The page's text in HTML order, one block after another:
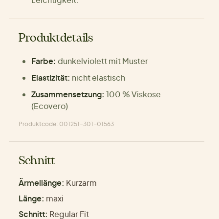
Produktdetails
Farbe: dunkelviolett mit Muster
Elastizität: nicht elastisch
Zusammensetzung: 100 % Viskose
(Ecovero)
Produktcode: 001251-301-01563
Schnitt
Ärmellänge: Kurzarm
Länge: maxi
Schnitt: Regular Fit